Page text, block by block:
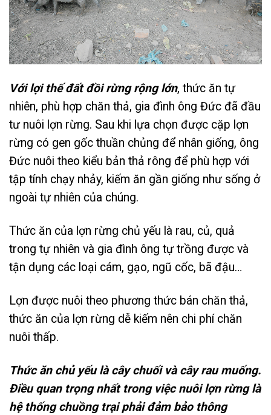
Với lợi thế đất đồi rừng rộng lớn, thức ăn tự
nhiên, phù hợp chăn thả, gia đình ông Đức đã đầu
tư nuôi lợn rừng. Sau khi lựa chọn được cặp lợn
rừng có gen gốc thuần chủng để nhân giống, ông
Đức nuôi theo kiểu bản thả rông để phù hợp với
tập tính chạy nhảy, kiếm ăn gần giống như sống ở
ngoài tự nhiên của chúng.
Thức ăn của lợn rừng chủ yếu là rau, củ, quả
trong tự nhiên và gia đình ông tự trồng được và
tận dụng các loại cám, gạo, ngũ cốc, bã đậu…
Lợn được nuôi theo phương thức bán chăn thả,
thức ăn của lợn rừng dễ kiếm nên chi phí chăn
nuôi thấp.
Thức ăn chủ yếu là cây chuối và cây rau muống.
Điều quan trọng nhất trong việc nuôi lợn rừng là
hệ thống chuồng trại phải đảm bảo thông